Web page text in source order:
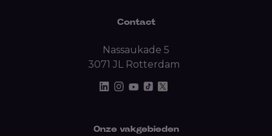
Onze vakgebieden
Contact
Nassaukade 5
3071 JL Rotterdam